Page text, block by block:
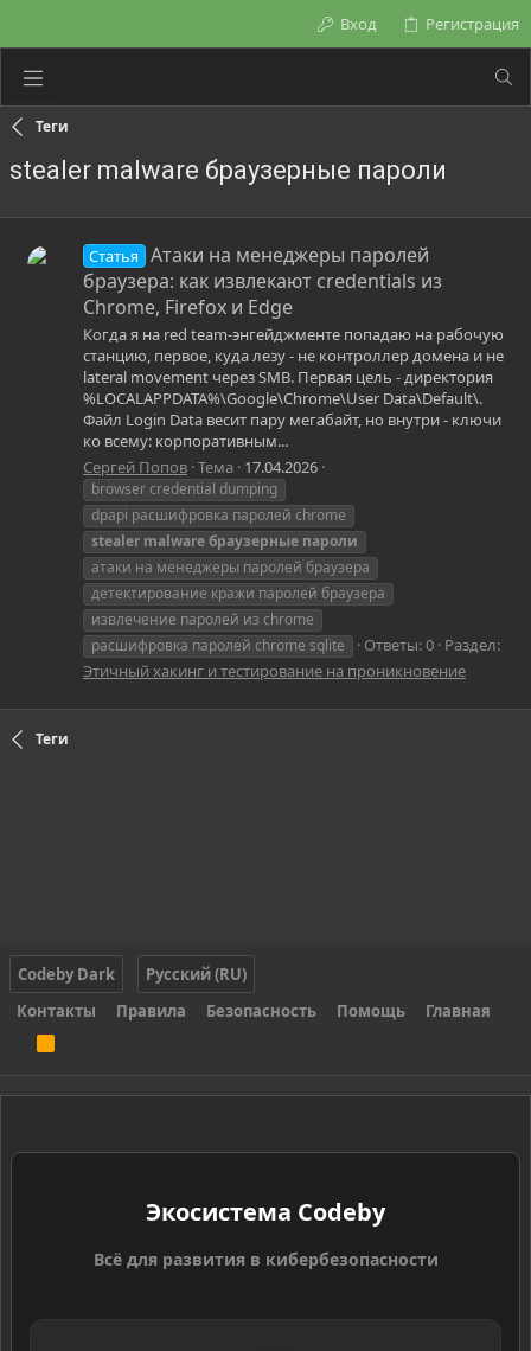
Вход Регистрация
Теги
stealer malware браузерные пароли
Статья
Атаки на менеджеры паролей
браузера: как извлекают credentials из
Chrome, Firefox и Edge
Когда я на red team-энгейджменте попадаю на рабочую
станцию, первое, куда лезу - не контроллер домена и не
lateral movement через SMB. Первая цель - директория
%LOCALAPPDATA%\Google\Chrome\User Data\Default\.
Файл Login Data весит пару мегабайт, но внутри - ключи
ко всему: корпоративным...
Сергей Попов Тема 17.04.2026
browser credential dumping
dpapi расшифровка паролей chrome
stealer malwareбраузерные пароли
атаки на менеджеры паролей браузера
детектирование кражи паролей браузера
извлечение паролей из chrome
расшифровка паролей chrome sqlite
Ответы: 0 Раздел:
Этичный хакинг и тестирование на проникновение
Теги
Codeby Dark
Русский (RU)
Контакты
Правила Безопасность Помощь Главная
S
Экосистема Codeby
Всё для развития в кибербезопасности